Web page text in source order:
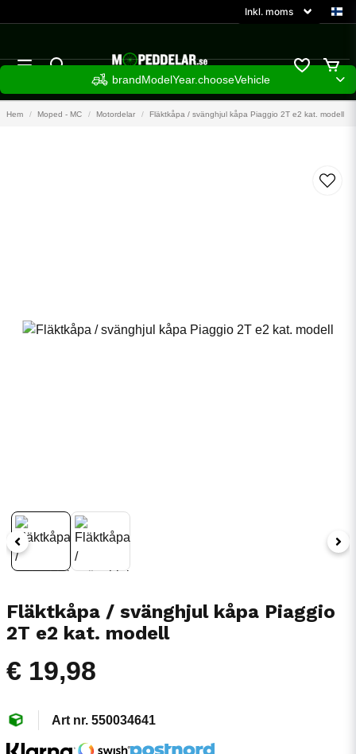
brandModelYear.chooseVehicle
Hem Moped - MC Motordelar Fläktkåpa / svänghjul kåpa Piaggio 2T e2 kat. modell
Fläktkåpa / svänghjul kåpa Piaggio
2T e2 kat. modell
€ 19,98
550034641